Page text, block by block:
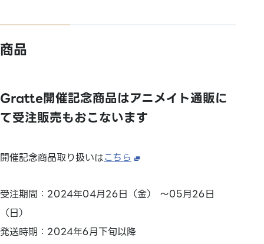
商品
Gratte開催記念商品はアニメイト通販に
て受注販売もおこないます
開催記念商品取り扱いはこちら
受注期間：2024年04月26日（金） ～05月26日
（日）
発送時期：2024年6月下旬以降